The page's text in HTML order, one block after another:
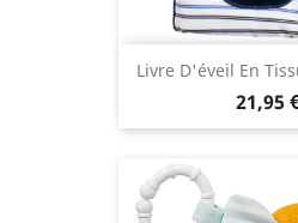
Livre D'éveil En
21,95